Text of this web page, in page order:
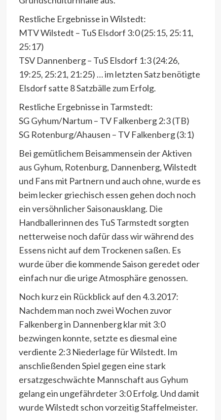
Restliche Ergebnisse in Wilstedt:
MTV Wilstedt – TuS Elsdorf 3:0 (25:15, 25:11,
25:17)
TSV Dannenberg – TuS Elsdorf 1:3 (24:26,
19:25, 25:21, 21:25) … im letzten Satz benötigte
Elsdorf satte 8 Satzbälle zum Erfolg.
Restliche Ergebnisse in Tarmstedt:
SG Gyhum/Nartum – TV Falkenberg 2:3 (TB)
SG Rotenburg/Ahausen – TV Falkenberg (3:1)
Bei gemütlichem Beisammensein der Aktiven
aus Gyhum, Rotenburg, Dannenberg, Wilstedt
und Fans mit Partnern und auch ohne, wurde es
beim lecker griechisch essen gehen doch noch
ein versöhnlicher Saisonausklang. Die
Handballerinnen des TuS Tarmstedt sorgten
netterweise noch dafür dass wir während des
Essens nicht auf dem Trockenen saßen. Es
wurde über die kommende Saison geredet oder
einfach nur die urige Atmosphäre genossen.
Noch kurz ein Rückblick auf den 4.3.2017:
Nachdem man noch zwei Wochen zuvor
Falkenberg in Dannenberg klar mit 3:0
bezwingen konnte, setzte es diesmal eine
verdiente 2:3 Niederlage für Wilstedt. Im
anschließenden Spiel gegen eine stark
ersatzgeschwächte Mannschaft aus Gyhum
gelang ein ungefährdeter 3:0 Erfolg. Und damit
wurde Wilstedt schon vorzeitig Staffelmeister.